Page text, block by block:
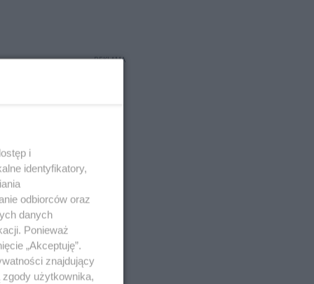
REKLAMA
i
identyfikatory,
odbiorców oraz
danych
Ponieważ
„Akceptuję”.
znajdujący
użytkownika,